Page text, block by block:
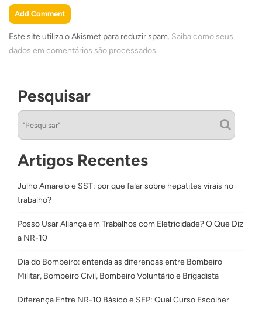
Este site utiliza o Akismet para reduzir spam. Saiba como seus
dados em comentários são processados.
Pesquisar
Artigos Recentes
Julho Amarelo e SST: por que falar sobre hepatites virais no
trabalho?
Posso Usar Aliança em Trabalhos com Eletricidade? O Que Diz
a NR-10
Dia do Bombeiro: entenda as diferenças entre Bombeiro
Militar, Bombeiro Civil, Bombeiro Voluntário e Brigadista
Diferença Entre NR-10 Básico e SEP: Qual Curso Escolher